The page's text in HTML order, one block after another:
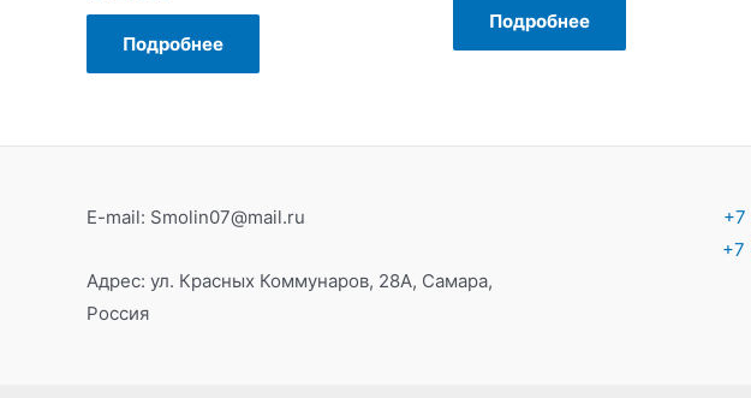
Оценка
Подробнее
Подробнее
E-mail: Smolin07@mail.ru
Адрес: ул. Красных Коммунаров, 28А, Самара,
Россия
+7
+7